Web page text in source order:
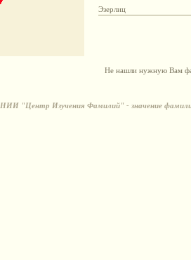
Эзерлиц
Не нашли нужную Вам
НИИ "Центр Изучения Фамилий" - значение